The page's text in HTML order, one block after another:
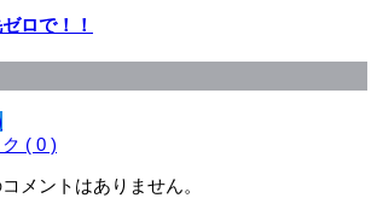
ロで！！
( 0 )
メントはありません。